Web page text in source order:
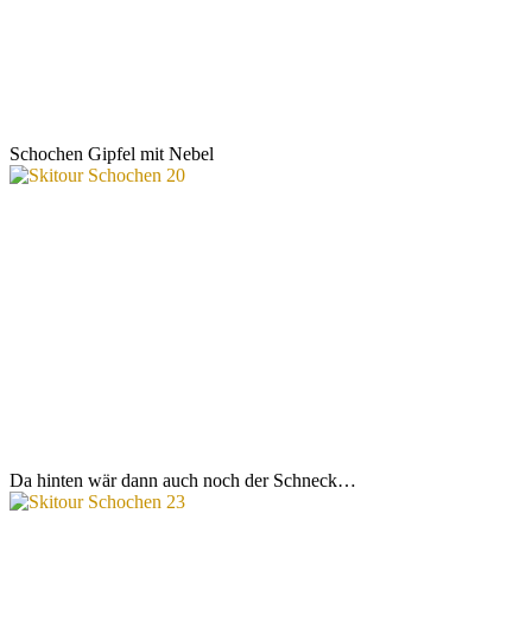
Schochen Gipfel mit Nebel
Da hinten wär dann auch noch der Schneck…